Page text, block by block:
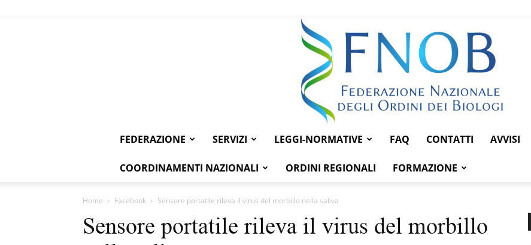
Federazione
FEDERAZIONE SERVIZI LEGGI-NORMATIVE FAQ CONTATTI AVVISI
COORDINAMENTI NAZIONALI ORDINI REGIONALI FORMAZIONE
Home Facebook Sensore portatile rileva il virus del morbillo nella saliva
Sensore portatile rileva il virus del morbillo